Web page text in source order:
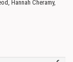
Hannah Cheramy,